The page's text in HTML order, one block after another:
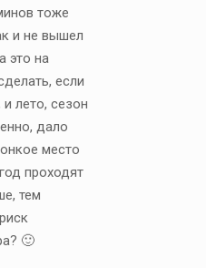
тоже
и не вышел
это на
если
лето, сезон
дало
место
проходят
тем
🙂